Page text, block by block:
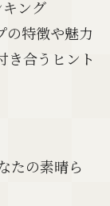
ング
の特徴や魅力
き合うヒント
たの素晴ら